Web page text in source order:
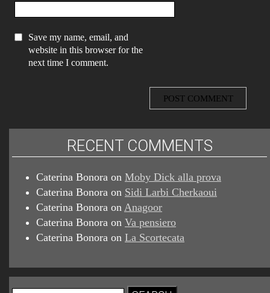
Save my name, email, and
website in this browser for the
next time I comment.
RECENT COMMENTS
Caterina Bonora on Moby Dick alla prova
Caterina Bonora on Sidi Larbi Cherkaoui
Caterina Bonora on Anagoor
Caterina Bonora on Va pensiero
Caterina Bonora on La Scortecata
Search